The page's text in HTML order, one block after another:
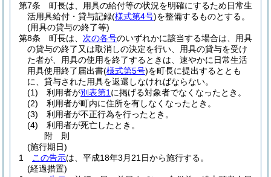
第7条
町長は、用具の給付等の状況を明確にするため日常生
活用具給付・貸与記録(様式第4号)を整備するものとする。
(用具の貸与の終了等)
第8条
町長は、 次の各号のいずれかに該当する場合は、用具
の貸与の終了又は取消しの決定を行い、用具の貸与を受け
た者が、用具の使用を終了するときは、速やかに日常生活
用具使用終了届出書(様式第5号)を町長に提出するととも
に、貸与された用具を返還しなければならない。
(1)
利用者が別表第1 に掲げる対象者でなくなったとき。
(2)
利用者が町内に住所を有しなくなったとき。
(3)
利用者が不正行為を行ったとき。
(4)
利用者が死亡したとき。
附 則
(施行期日)
1
この告示は、平成18年3月21日から施行する。
(経過措置)